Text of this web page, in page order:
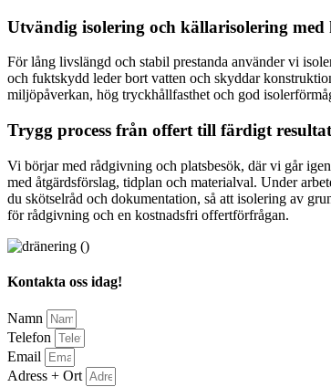
Utvändig isolering och källarisolering
För lång livslängd och stabil prestanda använder vi
och fuktskydd leder bort vatten och skyddar
miljöpåverkan, hög tryckhållfasthet och god
Trygg process från offert till färdigt resultat
Vi börjar med rådgivning och platsbesök, där vi går
med åtgärdsförslag, tidplan och materialval. Under
du skötselråd och dokumentation, så att isolering av
för rådgivning och en kostnadsfri offertförfrågan.
Kontakta oss idag!
Namn
Telefon
Email
Adress + Ort